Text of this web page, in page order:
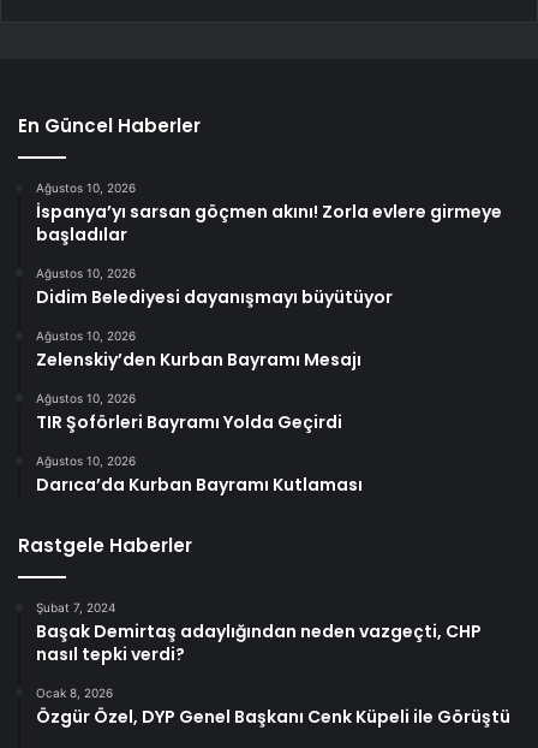
En Güncel Haberler
Ağustos 10, 2026
İspanya’yı sarsan göçmen akını! Zorla evlere girmeye
başladılar
Ağustos 10, 2026
Didim Belediyesi dayanışmayı büyütüyor
Ağustos 10, 2026
Zelenskiy’den Kurban Bayramı Mesajı
Ağustos 10, 2026
TIR Şoförleri Bayramı Yolda Geçirdi
Ağustos 10, 2026
Darıca’da Kurban Bayramı Kutlaması
Rastgele Haberler
Şubat 7, 2024
Başak Demirtaş adaylığından neden vazgeçti, CHP
nasıl tepki verdi?
Ocak 8, 2026
Özgür Özel, DYP Genel Başkanı Cenk Küpeli ile Görüştü